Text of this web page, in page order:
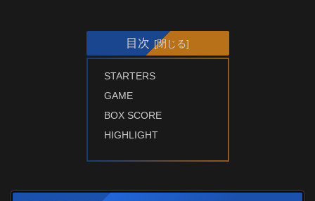
目次
STARTERS
GAME
BOX SCORE
HIGHLIGHT